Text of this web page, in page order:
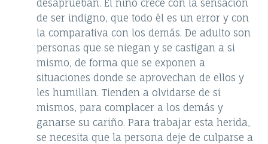
desaprueban. El niño crece con la sensación
de ser indigno, que todo él es un error y con
la comparativa con los demás. De adulto son
personas que se niegan y se castigan a si
mismo, de forma que se exponen a
situaciones donde se aprovechan de ellos y
les humillan. Tienden a olvidarse de si
mismos, para complacer a los demás y
ganarse su cariño. Para trabajar esta herida,
se necesita que la persona deje de culparse a